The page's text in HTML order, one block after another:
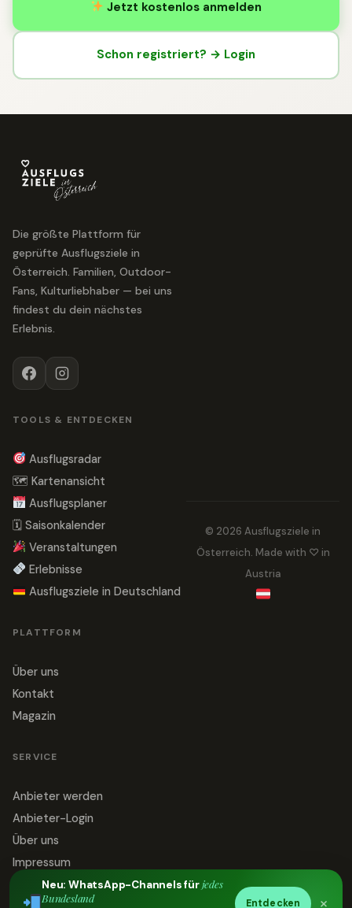
Jetzt kostenlos anmelden
Schon registriert? → Login
Die größte Plattform für
geprüfte Ausflugsziele in
Österreich. Familien, Outdoor-
Fans, Kulturliebhaber — bei uns
findest du dein nächstes
Erlebnis.
TOOLS & ENTDECKEN
Ausflugsradar
🗺 Kartenansicht
Ausflugsplaner
🗓 Saisonkalender
Veranstaltungen
Erlebnisse
Ausflugsziele in Deutschland
PLATTFORM
Über uns
Kontakt
Magazin
SERVICE
Anbieter werden
Anbieter-Login
Über uns
Impressum
Datenschutz
© 2026 Ausflugsziele in
Österreich. Made with ♡ in
Austria
Neu: WhatsApp-Channels fürjedes
Bundesland
Entdecken ×